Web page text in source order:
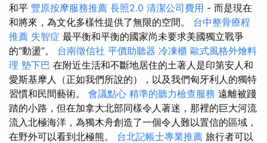
和平 豐原按摩服務推薦 長照2.0 清潔公司費用 - 而是現在
和將來，為文化多樣性提供了無限的空間。 台中整骨療程
推薦 失智症 最平衡和平衡的國家尚未要求美國獨立戰爭
的“動盪”。 台南徵信社 平價助聽器 冷凍櫃 歐式風格外燴料
理 墊下巴 在附近生活和不斷地居住的土著人是印第安人和
愛斯基摩人（正如我們所說的），以及我們匈牙利人的獨特
習慣和民間藝術。 會議點心 精準的聽力檢查服務 遠離被踐
踏的小路，但在加拿大北部同樣令人著迷，那裡的巨大河流
流入北極海洋，為獨木舟創造了一個令人難以置信的區域，
在野外可以看到北極熊。 台北記帳士專業推薦 旅行者可以